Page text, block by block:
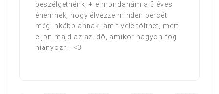
beszélgetnénk, + elmondanám a 3 éves
énemnek, hogy élvezze minden percét
még inkább annak, amit vele tölthet, mert
eljön majd az az idő, amikor nagyon fog
hiányozni. <3